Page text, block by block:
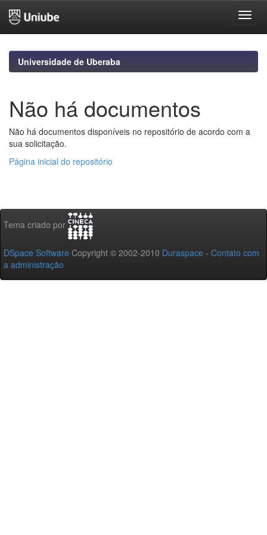
navigationUniversidade de Uberaba
Não há documentos
Não há documentos disponíveis no repositório de acordo com a
sua solicitação.
Página inicial do repositório
Tema criado por
DSpace Software Copyright © 2002-2010 Duraspace - Contato com
a administração